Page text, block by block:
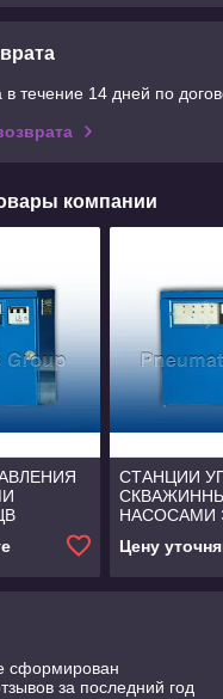
в течение 14 дней по
компании
СТАНЦИИ
НАСОСАМИ
СУЗ-
Цену
сформирован
за последний год